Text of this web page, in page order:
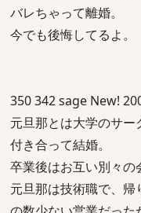
バレちゃって離婚。
今でも後悔してるよ。
350 342 sage New!
元旦那とは大学のサ
付き合って結婚。
卒業後はお互い別々の
元旦那は技術職で、